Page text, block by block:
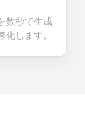
数秒で生成
します。